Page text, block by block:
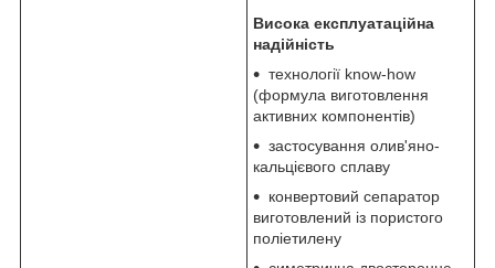
Висока експлуатаційна
надійність
технології know-how
(формула виготовлення
активних компонентів)
застосування олив'яно-
кальцієвого сплаву
конвертовий сепаратор
виготовлений із пористого
поліетилену